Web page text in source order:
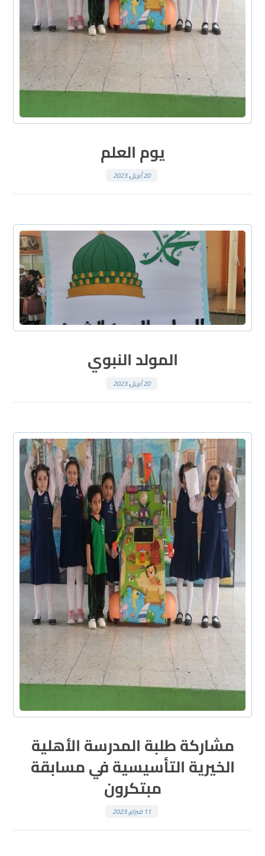
يوم العلم
20 أبريل، 2023
المولد النبوي
20 أبريل، 2023
مشاركة طلبة المدرسة الأهلية
الخيرية التأسيسية في مسابقة
مبتكرون
11 فبراير، 2023